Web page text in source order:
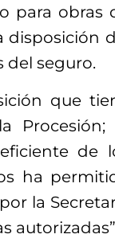
para obras
disposición
del seguro.
que
Procesión;
de
ha
la